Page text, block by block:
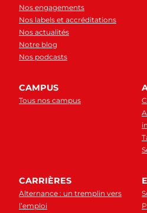
Nos engagements
Nos labels et accréditations
Nos actualités
Notre blog
Nos podcasts
CAMPUS
Tous nos campus
CARRIÈRES
Alternance : un tremplin vers
l’emploi